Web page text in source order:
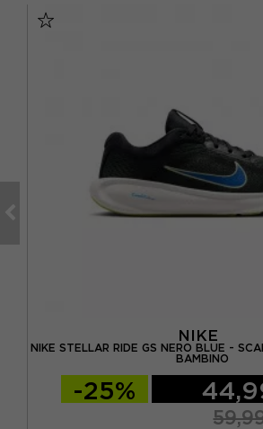
NIKE
NIKE STELLAR RIDE GS NERO BLUE -
BAMBINO
-25%